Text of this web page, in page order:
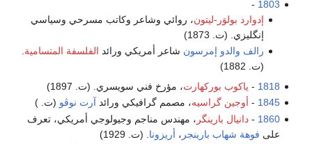
1803
-
إدوارد بولوَر-ليتون، روائي وشاعر وكاتب مسرحي وسياسي
إنگليزي. (ت. 1873)
رالف والدو إمرسون شاعر أمريكي ورائد الفلسفة المتسامية
(ت. 1882)
1818
- ياكوب بوركهارت، مؤرخ فني سويسري. (ت. 1897)
1845
- أوجين گراسيه، مصمم گرافيكي ورائد آرت نوڤو (ت. )
1860
-دانيال بارينگر ، مهندس مناجم وجيولوجي أمريكي، تعرف
على فوهة شهاب بارينجر ، أريزونا . (ت. 1929)